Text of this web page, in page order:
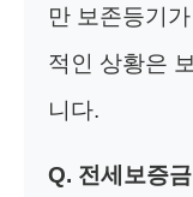
만 보존등기
적인 상황은
니다.
Q. 전세보증